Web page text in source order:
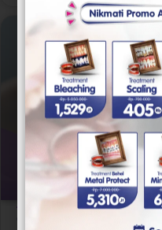
Tips & Trik